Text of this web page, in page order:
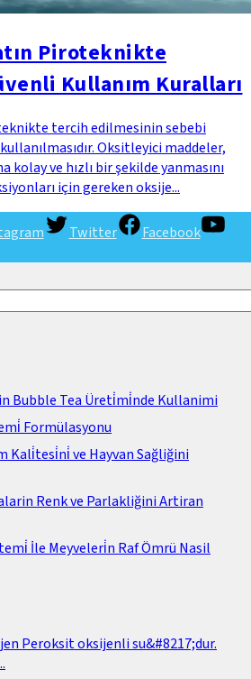
Piroteknikte
Kullanım Kuralları
tercih edilmesinin sebebi
Oksitleyici maddeler,
kolay ve hızlı bir şekilde yanmasını
için gereken oksije...
Twitter
Facebook
Bubble Tea Üreti̇mi̇nde Kullanimi
Formülasyonu
Kali̇tesi̇ni̇ ve Hayvan Sağliğini
Renk ve Parlakliğini Artiran
İle Meyveleri̇n Raf Ömrü Nasil
Peroksit oksijenli su&#8217;dur.